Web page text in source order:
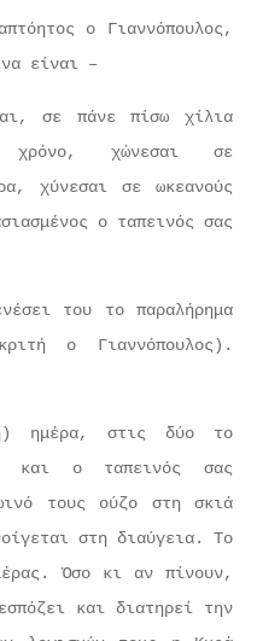
ο Γιαννόπουλος,
είναι –
σε πάνε πίσω χίλια
χρόνο, χώνεσαι σε
χύνεσαι σε ωκεανούς
ο ταπεινός σας
του το παραλήρημα
ο Γιαννόπουλος).
ημέρα, στις δύο το
και ο ταπεινός σας
τους ούζο στη σκιά
στη διαύγεια. Το
Όσο κι αν πίνουν,
και διατηρεί την